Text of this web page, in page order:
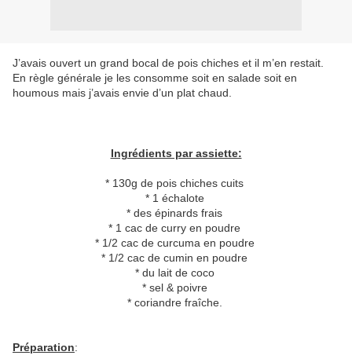
J’avais ouvert un grand bocal de pois chiches et il m’en restait.
En règle générale je les consomme soit en salade soit en
houmous mais j’avais envie d’un plat chaud.
Ingrédients par assiette:
* 130g de pois chiches cuits
* 1 échalote
* des épinards frais
* 1 cac de curry en poudre
* 1/2 cac de curcuma en poudre
* 1/2 cac de cumin en poudre
* du lait de coco
* sel & poivre
* coriandre fraîche.
Préparation: